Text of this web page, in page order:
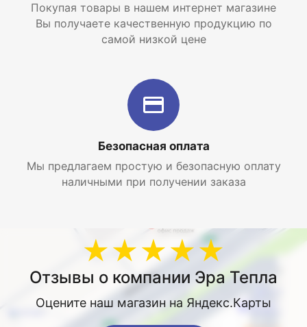
Покупая товары в нашем интернет магазине
Вы получаете качественную продукцию по
самой низкой цене
Безопасная оплата
Мы предлагаем простую и безопасную оплату
наличными при получении заказа
★★★★★
Отзывы о компании Эра Тепла
Оцените наш магазин на Яндекс.Карты